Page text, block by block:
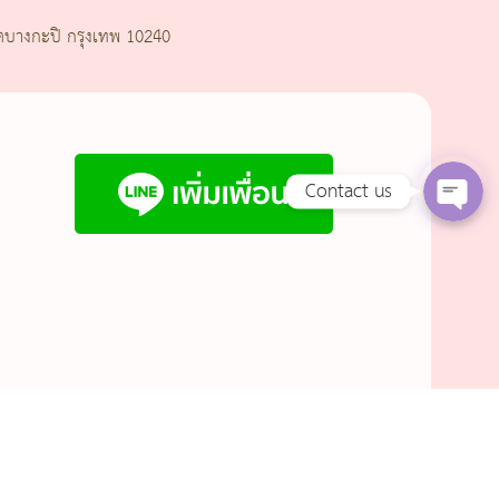
างกะปิ กรุงเทพ 10240
Facebook
Contact us